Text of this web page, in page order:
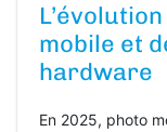
mobile et
hardware
En 2025, photo